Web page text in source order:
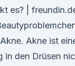
es? |
Akne ist
in den Drüsen